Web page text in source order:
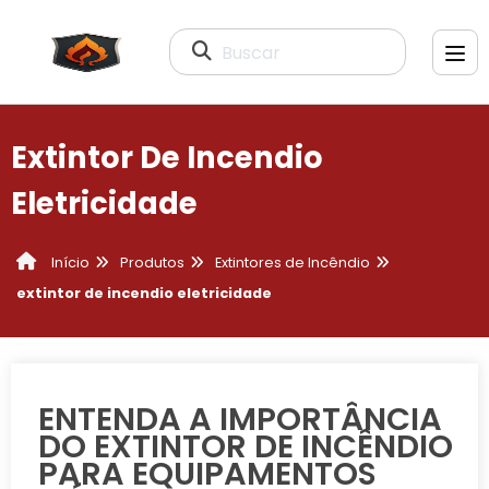
Buscar
Extintor De Incendio
Eletricidade
Início Produtos
Extintores de Incêndio
extintor de incendio eletricidade
ENTENDA A IMPORTÂNCIA
DO EXTINTOR DE INCÊNDIO
PARA EQUIPAMENTOS